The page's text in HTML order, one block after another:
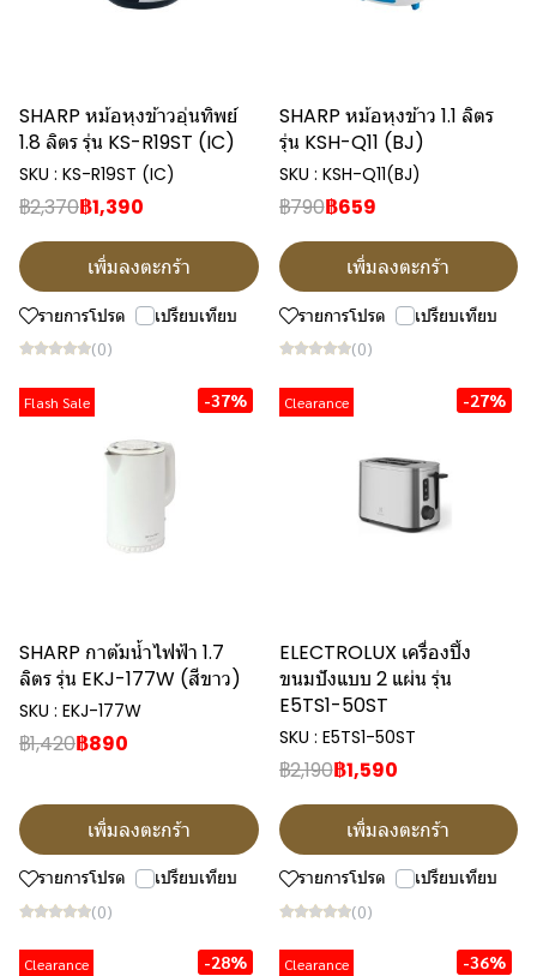
SHARP หม้อหุงข้าวอุ่นทิพย์
1.8 ลิตร รุ่น KS-R19ST (IC)
SKU : KS-R19ST (IC)
฿2,370฿1,390
เพิ่มลงตะกร้า
รายการโปรด เปรียบเทียบ
(0)
SHARP หม้อหุงข้าว 1.1 ลิตร
รุ่น KSH-Q11 (BJ)
SKU : KSH-Q11(BJ)
฿790฿659
เพิ่มลงตะกร้า
รายการโปรด เปรียบเทียบ
(0)
Flash Sale -37%
SHARP กาต้มน้ำไฟฟ้า 1.7
ลิตร รุ่น EKJ-177W (สีขาว)
SKU : EKJ-177W
฿1,420฿890
เพิ่มลงตะกร้า
รายการโปรด เปรียบเทียบ
(0)
Clearance -27%
ELECTROLUX เครื่องปิ้ง
ขนมปังแบบ 2 แผ่น รุ่น
E5TS1-50ST
SKU : E5TS1-50ST
฿2,190฿1,590
เพิ่มลงตะกร้า
รายการโปรด เปรียบเทียบ
(0)
Clearance -28% Clearance -36%